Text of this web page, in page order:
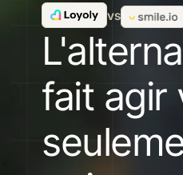
vs
fait agir